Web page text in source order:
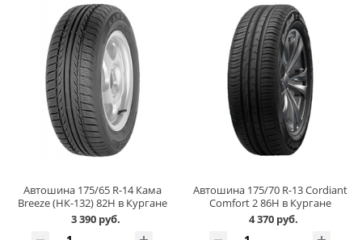
Автошина 175/65 R-14 Кама
Breeze (НК-132) 82H в Кургане
3 390 руб.
Автошина 175/70 R-13 Cordiant
Comfort 2 86H в Кургане
4 370 руб.